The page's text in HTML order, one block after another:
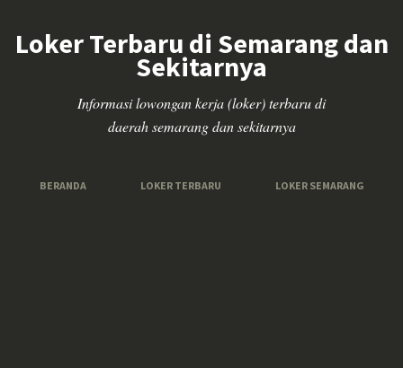
Loker Terbaru di Semarang dan
Sekitarnya
Informasi lowongan kerja (loker) terbaru di
daerah semarang dan sekitarnya
BERANDA LOKER TERBARU LOKER SEMARANG